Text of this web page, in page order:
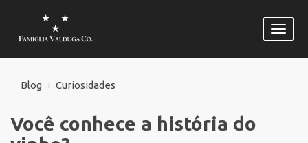
Blog Curiosidades
Você conhece a história do